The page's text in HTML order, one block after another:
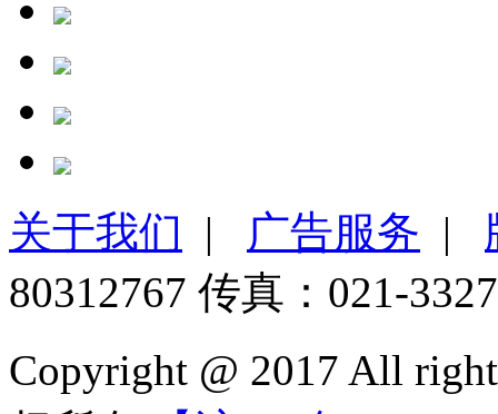
关于我们 | 广告服务 |
80312767 传真：021-
Copyright @ 2017 All